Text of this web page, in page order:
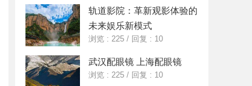
轨道影院：革新观影体验的
未来娱乐新模式
浏览 : 225 / 回复 : 10
武汉配眼镜 上海配眼镜
浏览 : 225 / 回复 : 10